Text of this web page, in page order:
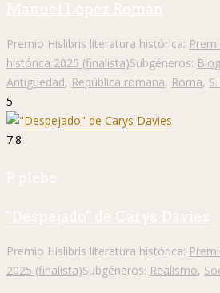
Manuel López Román
Premio Hislibris literatura histórica:
histórica 2025 (finalista)Subgéneros:
Antigüedad, República romana, Roma,
5
7.8
P. plebe
"Despejado" de Carys Davies
Premio Hislibris literatura histórica:
2025 (finalista)Subgéneros: Realismo,